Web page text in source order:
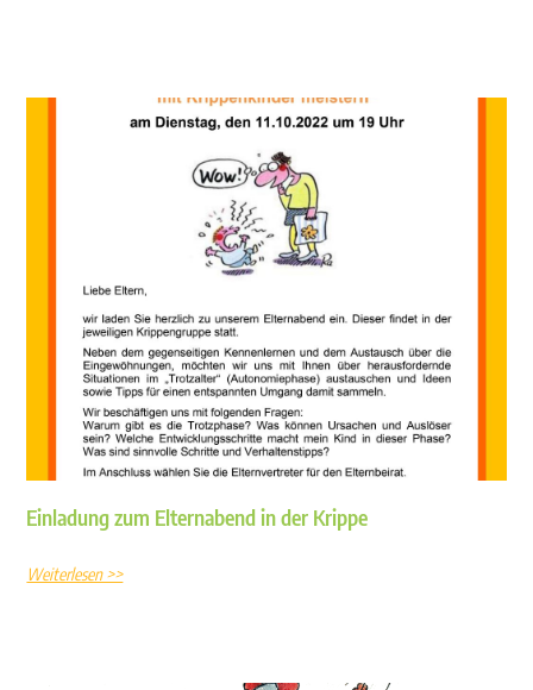
Einladung zum Elternabend in der Krippe
Weiterlesen >>